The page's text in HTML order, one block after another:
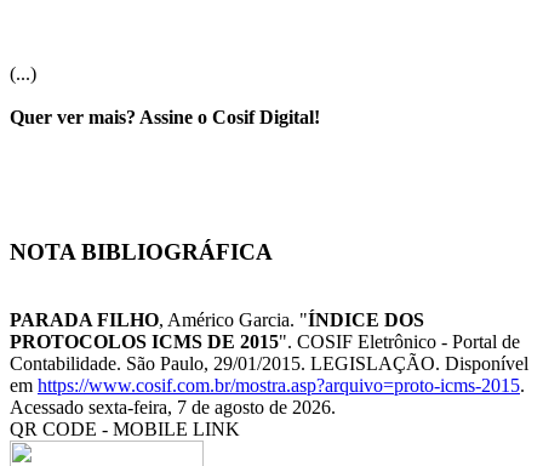
(...)
Quer ver mais? Assine o Cosif Digital!
NOTA BIBLIOGRÁFICA
PARADA FILHO, Américo Garcia. "ÍNDICE DOS
PROTOCOLOS ICMS DE 2015". COSIF Eletrônico - Portal de
Contabilidade. São Paulo, 29/01/2015. LEGISLAÇÃO. Disponível
em https://www.cosif.com.br/mostra.asp?arquivo=proto-icms-2015.
Acessado sexta-feira, 7 de agosto de 2026.
QR CODE - MOBILE LINK